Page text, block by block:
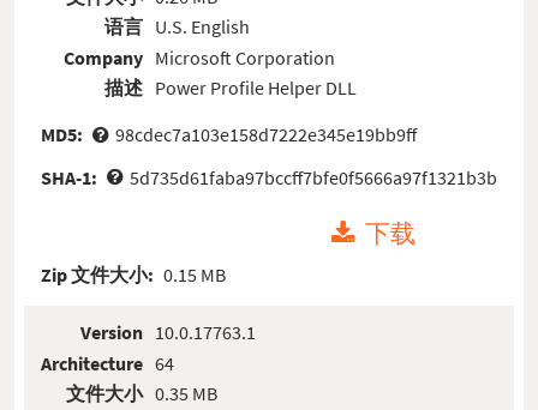
语言
Company
描述
U.S. English
Microsoft Corporation
Power Profile Helper DLL
MD5:
98cdec7a103e158d7222e345e19bb9ff
SHA-1:
5d735d61faba97bccff7bfe0f5666a97f1321b3b
下载
Zip 文件大小: 0.15 MB
Version
Architecture
文件大小
10.0.17763.1
64
0.35 MB